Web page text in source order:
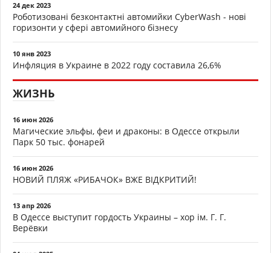
24 дек 2023
Роботизовані безконтактні автомийки CyberWash - нові
горизонти у сфері автомийного бізнесу
10 янв 2023
Инфляция в Украине в 2022 году составила 26,6%
ЖИЗНЬ
16 июн 2026
Магические эльфы, феи и драконы: в Одессе открыли
Парк 50 тыс. фонарей
16 июн 2026
НОВИЙ ПЛЯЖ «РИБАЧОК» ВЖЕ ВІДКРИТИЙ!
13 апр 2026
В Одессе выступит гордость Украины – хор ім. Г. Г.
Верёвки